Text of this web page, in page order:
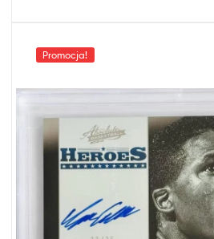
Promocja!